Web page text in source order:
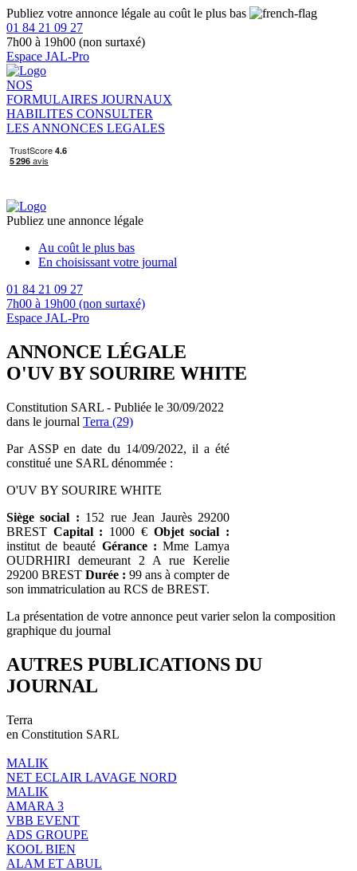
Publiez votre annonce légale au coût le plus bas
01 84 21 09 27
7h00 à 19h00 (non surtaxé)
Espace JAL-Pro
NOS
FORMULAIRES JOURNAUX
HABILITES CONSULTER
LES ANNONCES LEGALES
Publiez une annonce légale
Au coût le plus bas
En choisissant votre journal
01 84 21 09 27
7h00 à 19h00 (non surtaxé)
Espace JAL-Pro
ANNONCE LÉGALE
O'UV BY SOURIRE WHITE
Constitution SARL - Publiée le 30/09/2022
dans le journal Terra (29)
Par ASSP en date du 14/09/2022, il a été
constitué une SARL dénommée :
O'UV BY SOURIRE WHITE
Siège social : 152 rue Jean Jaurès 29200
BREST Capital : 1000 € Objet social :
institut de beauté Gérance : Mme Lamya
OUDRHIRI demeurant 2 A rue Kerelie
29200 BREST Durée : 99 ans à compter de
son immatriculation au RCS de BREST.
La présentation de votre annonce peut varier selon la composition
graphique du journal
AUTRES PUBLICATIONS DU
JOURNAL
Terra
en Constitution SARL
MALIK
NET ECLAIR LAVAGE NORD
MALIK
AMARA 3
VBB EVENT
ADS GROUPE
KOOL BIEN
ALAM ET ABUL